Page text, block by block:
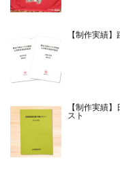
【制作実績
【制作実績
スト